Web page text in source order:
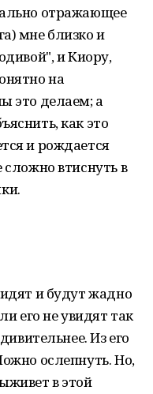
отражающее
мне близко и
и Киору,
на
это делаем; а
как это
и рождается
сложно втиснуть в
и будут жадно
его не увидят так
Из его
ослепнуть. Но,
в этой